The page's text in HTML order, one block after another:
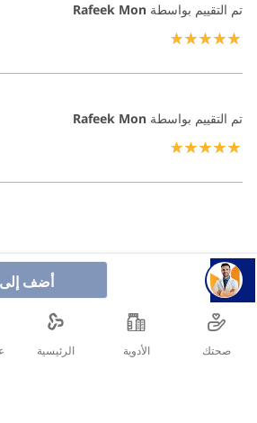
أضف
تم التقييم بواسطة Rafeek Mon
تم التقييم بواسطة Rafeek Mon
صحتك الأدوية الرئيسية